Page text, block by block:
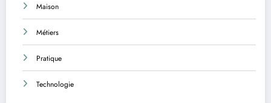
Maison
Métiers
Pratique
Technologie